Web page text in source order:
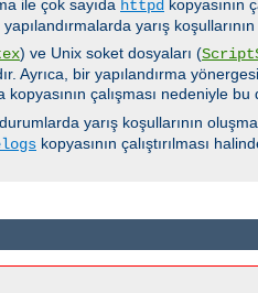
ile çok sayıda httpd kopyasının
yarış
) ve Unix soket dosyaları (
Ayrıca, bir yapılandırma
kopyasının çalışması nedeniyle
yarış koşullarının
kopyasının çalıştırılması